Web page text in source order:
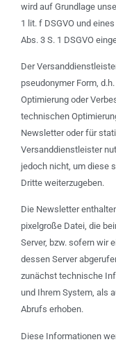
wird auf Grundlage
1 lit. f DSGVO und
Abs. 3 S. 1 DSGVO
Der
pseudonymer Form,
Optimierung oder
technischen
Newsletter oder für
Versanddienstleister
jedoch nicht, um diese
Dritte weiterzugeben.
Die Newsletter
pixelgroße Datei, die
Server, bzw. sofern wir
dessen Server
zunächst technische
und Ihrem System, als
Abrufs erhoben.
Diese Informationen